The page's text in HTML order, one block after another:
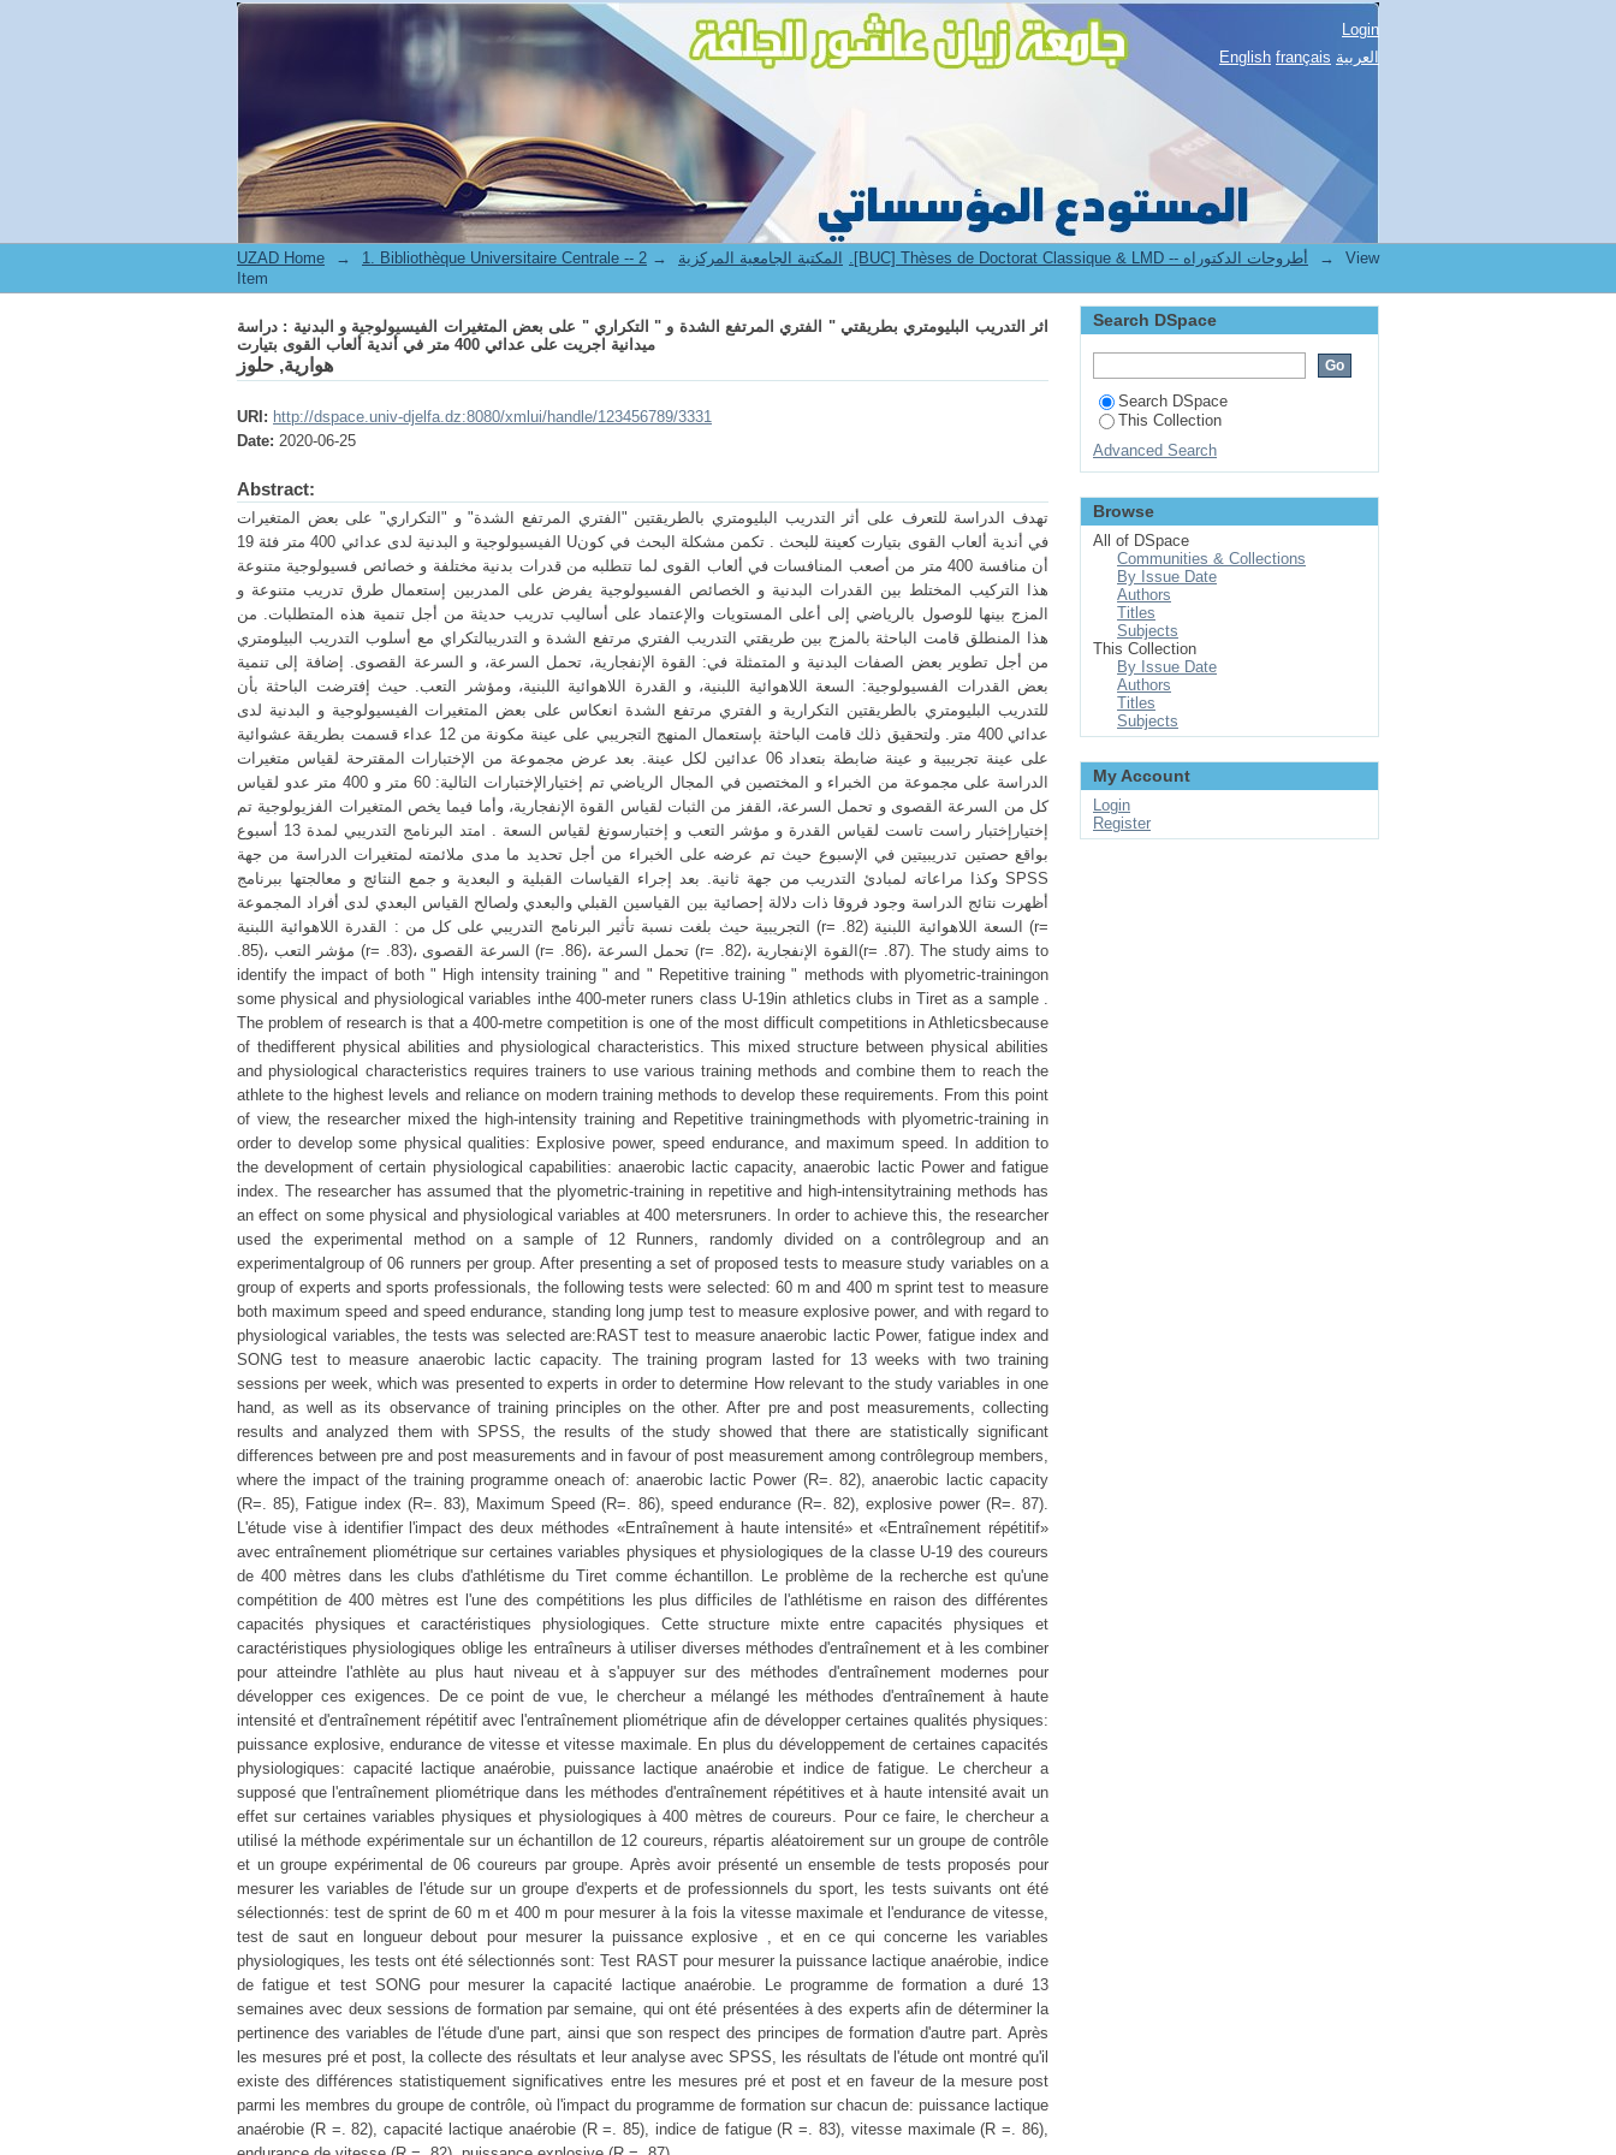
اثر التدريب البليومتري بطريقتي " الفتري المرتفع الشدة و " التكراري " على بعض المتغيرات الفيسيولوجية و البدنية : دراسة ميدانية اجريت على عدائي 400 متر في أندية ألعاب
Login
English français العربية
UZAD Home → 1. Bibliothèque Universitaire Centrale -- المكتبة الجامعية المركزية → 2.[BUC] Thèses de Doctorat Classique & LMD -- أطروحات الدكتوراه →
View
Item
اثر التدريب البليومتري بطريقتي " الفتري المرتفع الشدة و " التكراري " على بعض المتغيرات الفيسيولوجية و البدنية : دراسة
ميدانية اجريت على عدائي 400 متر في أندية ألعاب القوى بتيارت
هوارية, حلوز
URI: http://dspace.univ-djelfa.dz:8080/xmlui/handle/123456789/3331
Date: 2020-06-25
Abstract:
تهدف الدراسة للتعرف على أثر التدريب البليومتري بالطريقتين "الفتري المرتفع الشدة" و "التكراري" على بعض المتغيرات
الفيسيولوجية و البدنية لدى عدائي 400 متر فئة 19 Uفي أندية ألعاب القوى بتيارت كعينة للبحث . تكمن مشكلة البحث في كون
أن منافسة 400 متر من أصعب المنافسات في ألعاب القوى لما تتطلبه من قدرات بدنية مختلفة و خصائص فسيولوجية متنوعة
هذا التركيب المختلط بين القدرات البدنية و الخصائص الفسيولوجية يفرض على المدربين إستعمال طرق تدريب متنوعة و
المزج بينها للوصول بالرياضي إلى أعلى المستويات والإعتماد على أساليب تدريب حديثة من أجل تنمية هذه المتطلبات. من
هذا المنطلق قامت الباحثة بالمزج بين طريقتي التدريب الفتري مرتفع الشدة و التدريبالتكراي مع أسلوب التدريب البيلومتري
من أجل تطوير بعض الصفات البدنية و المتمثلة في: القوة الإنفجارية، تحمل السرعة، و السرعة القصوى. إضافة إلى تنمية
بعض القدرات الفسيولوجية: السعة اللاهوائية اللبنية، و القدرة اللاهوائية اللبنية، ومؤشر التعب. حيث إفترضت الباحثة بأن
للتدريب البليومتري بالطريقتين التكرارية و الفتري مرتفع الشدة انعكاس على بعض المتغيرات الفيسيولوجية و البدنية لدى
عدائي 400 متر. ولتحقيق ذلك قامت الباحثة بإستعمال المنهج التجريبي على عينة مكونة من 12 عداء قسمت بطريقة عشوائية
على عينة تجريبية و عينة ضابطة بتعداد 06 عدائين لكل عينة. بعد عرض مجموعة من الإختبارات المقترحة لقياس متغيرات
الدراسة على مجموعة من الخبراء و المختصين في المجال الرياضي تم إختيارالإختبارات التالية: 60 متر و 400 متر عدو لقياس
كل من السرعة القصوى و تحمل السرعة، القفز من الثبات لقياس القوة الإنفجارية، وأما فيما يخص المتغيرات الفزيولوجية تم
إختيارإختبار راست تاست لقياس القدرة و مؤشر التعب و إختبارسونغ لقياس السعة . امتد البرنامج التدريبي لمدة 13 أسبوع
بواقع حصتين تدريبيتين في الإسبوع حيث تم عرضه على الخبراء من أجل تحديد ما مدى ملائمته لمتغيرات الدراسة من جهة
وكذا مراعاته لمبادئ التدريب من جهة ثانية. بعد إجراء القياسات القبلية و البعدية و جمع النتائج و معالجتها ببرنامج SPSS
أظهرت نتائج الدراسة وجود فروقا ذات دلالة إحصائية بين القياسين القبلي والبعدي ولصالح القياس البعدي لدى أفراد المجموعة
التجريبية حيث بلغت نسبة تأثير البرنامج التدريبي على كل من : القدرة اللاهوائية اللبنية (r= .82) السعة اللاهوائية اللبنية (r=
.85)، مؤشر التعب (r= .83)، السرعة القصوى (r= .86)، تحمل السرعة (r= .82)، القوة الإنفجارية(r= .87). The study aims to
identify the impact of both " High intensity training " and " Repetitive training " methods with plyometric-trainingon
some physical and physiological variables inthe 400-meter runers class U-19in athletics clubs in Tiret as a sample .
The problem of research is that a 400-metre competition is one of the most difficult competitions in Athleticsbecause
of thedifferent physical abilities and physiological characteristics. This mixed structure between physical abilities
and physiological characteristics requires trainers to use various training methods and combine them to reach the
athlete to the highest levels and reliance on modern training methods to develop these requirements. From this point
of view, the researcher mixed the high-intensity training and Repetitive trainingmethods with plyometric-training in
order to develop some physical qualities: Explosive power, speed endurance, and maximum speed. In addition to
the development of certain physiological capabilities: anaerobic lactic capacity, anaerobic lactic Power and fatigue
index. The researcher has assumed that the plyometric-training in repetitive and high-intensitytraining methods has
an effect on some physical and physiological variables at 400 metersruners. In order to achieve this, the researcher
used the experimental method on a sample of 12 Runners, randomly divided on a contrôlegroup and an
experimentalgroup of 06 runners per group. After presenting a set of proposed tests to measure study variables on a
group of experts and sports professionals, the following tests were selected: 60 m and 400 m sprint test to measure
both maximum speed and speed endurance, standing long jump test to measure explosive power, and with regard to
physiological variables, the tests was selected are:RAST test to measure anaerobic lactic Power, fatigue index and
SONG test to measure anaerobic lactic capacity. The training program lasted for 13 weeks with two training
sessions per week, which was presented to experts in order to determine How relevant to the study variables in one
hand, as well as its observance of training principles on the other. After pre and post measurements, collecting
results and analyzed them with SPSS, the results of the study showed that there are statistically significant
differences between pre and post measurements and in favour of post measurement among contrôlegroup members,
where the impact of the training programme oneach of: anaerobic lactic Power (R=. 82), anaerobic lactic capacity
(R=. 85), Fatigue index (R=. 83), Maximum Speed (R=. 86), speed endurance (R=. 82), explosive power (R=. 87).
L'étude vise à identifier l'impact des deux méthodes «Entraînement à haute intensité» et «Entraînement répétitif»
avec entraînement pliométrique sur certaines variables physiques et physiologiques de la classe U-19 des coureurs
de 400 mètres dans les clubs d'athlétisme du Tiret comme échantillon. Le problème de la recherche est qu'une
compétition de 400 mètres est l'une des compétitions les plus difficiles de l'athlétisme en raison des différentes
capacités physiques et caractéristiques physiologiques. Cette structure mixte entre capacités physiques et
caractéristiques physiologiques oblige les entraîneurs à utiliser diverses méthodes d'entraînement et à les combiner
pour atteindre l'athlète au plus haut niveau et à s'appuyer sur des méthodes d'entraînement modernes pour
développer ces exigences. De ce point de vue, le chercheur a mélangé les méthodes d'entraînement à haute
intensité et d'entraînement répétitif avec l'entraînement pliométrique afin de développer certaines qualités physiques:
puissance explosive, endurance de vitesse et vitesse maximale. En plus du développement de certaines capacités
physiologiques: capacité lactique anaérobie, puissance lactique anaérobie et indice de fatigue. Le chercheur a
supposé que l'entraînement pliométrique dans les méthodes d'entraînement répétitives et à haute intensité avait un
effet sur certaines variables physiques et physiologiques à 400 mètres de coureurs. Pour ce faire, le chercheur a
utilisé la méthode expérimentale sur un échantillon de 12 coureurs, répartis aléatoirement sur un groupe de contrôle
et un groupe expérimental de 06 coureurs par groupe. Après avoir présenté un ensemble de tests proposés pour
mesurer les variables de l'étude sur un groupe d'experts et de professionnels du sport, les tests suivants ont été
sélectionnés: test de sprint de 60 m et 400 m pour mesurer à la fois la vitesse maximale et l'endurance de vitesse,
test de saut en longueur debout pour mesurer la puissance explosive , et en ce qui concerne les variables
physiologiques, les tests ont été sélectionnés sont: Test RAST pour mesurer la puissance lactique anaérobie, indice
de fatigue et test SONG pour mesurer la capacité lactique anaérobie. Le programme de formation a duré 13
semaines avec deux sessions de formation par semaine, qui ont été présentées à des experts afin de déterminer la
pertinence des variables de l'étude d'une part, ainsi que son respect des principes de formation d'autre part. Après
les mesures pré et post, la collecte des résultats et leur analyse avec SPSS, les résultats de l'étude ont montré qu'il
existe des différences statistiquement significatives entre les mesures pré et post et en faveur de la mesure post
parmi les membres du groupe de contrôle, où l'impact du programme de formation sur chacun de: puissance lactique
anaérobie (R =. 82), capacité lactique anaérobie (R =. 85), indice de fatigue (R =. 83), vitesse maximale (R =. 86),
Search DSpace
Search DSpace
This Collection
Advanced Search
Browse
All of DSpace
Communities & Collections
By Issue Date
Authors
Titles
Subjects
This Collection
By Issue Date
Authors
Titles
Subjects
My Account
Login
Register